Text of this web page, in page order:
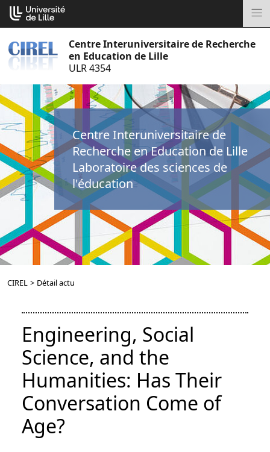
Aller
au
Centre Interuniversitaire de Recherche
en Education de Lille
ULR 4354
Centre Interuniversitaire de
Recherche en Education de Lille
Laboratoire des sciences de
l'éducation
CIREL > Détail actu
Engineering, Social
Science, and the
Humanities: Has Their
Conversation Come of
Age?
Cookies management panel